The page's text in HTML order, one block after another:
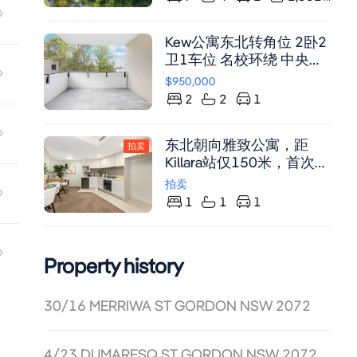
Kew公寓东北转角位 2卧2
卫1车位 名校环绕 中央空
调 近Gordon火车站
$950,000
2 2 1
拍卖
东北朝向雅致公寓，距
Killara站仅150米，首次置
业理想之选。
拍卖
1 1 1
Property history
30/16 MERRIWA ST GORDON NSW 2072